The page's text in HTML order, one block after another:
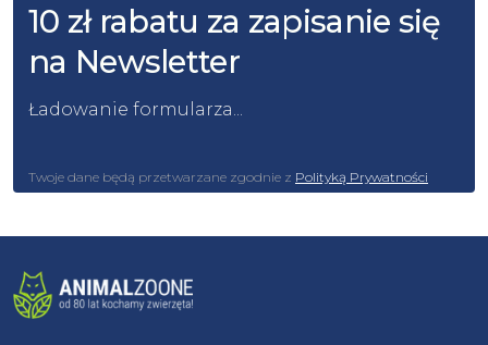
10 zł rabatu za zapisanie się
na Newsletter
Ładowanie formularza...
Twoje dane będą przetwarzane zgodnie z Polityką Prywatności